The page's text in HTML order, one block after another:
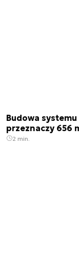
Budowa systemu
przeznaczy 656
2 min.